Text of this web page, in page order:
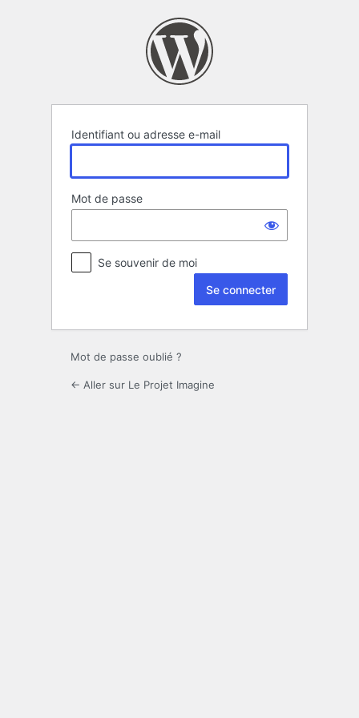
Identifiant ou adresse e-mail
Mot de passe
Se souvenir de moi
Mot de passe oublié ?
← Aller sur Le Projet Imagine